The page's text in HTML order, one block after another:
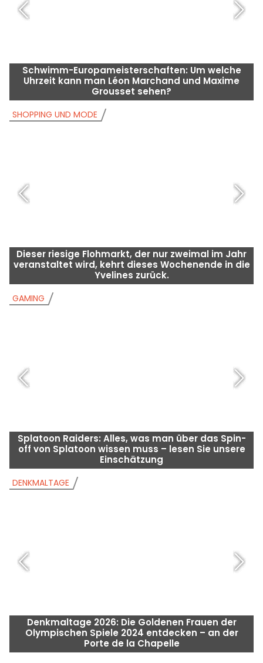
Schwimm-Europameisterschaften: Um welche
Uhrzeit kann man Léon Marchand und Maxime
Grousset sehen?
Dieser riesige Flohmarkt, der nur zweimal im Jahr
veranstaltet wird, kehrt dieses Wochenende in die
Yvelines zurück.
SHOPPING UND MODE
Splatoon Raiders: Alles, was man über das Spin-
off von Splatoon wissen muss – lesen Sie unsere
Einschätzung
GAMING
Denkmaltage 2026: Die Goldenen Frauen der
Olympischen Spiele 2024 entdecken – an der
Porte de la Chapelle
DENKMALTAGE